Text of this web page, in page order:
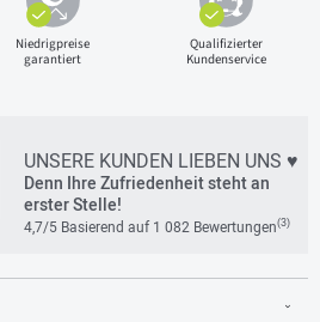
Niedrigpreise
garantiert
Qualifizierter
Kundenservice
UNSERE KUNDEN LIEBEN UNS ♥
Denn Ihre Zufriedenheit steht an
erster Stelle!
4,7/5 Basierend auf 1 082 Bewertungen(3)